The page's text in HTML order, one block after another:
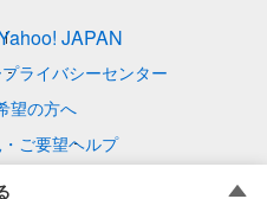
JAPAN
プライバシーセンター
望の方へ
ご要望ヘルプ